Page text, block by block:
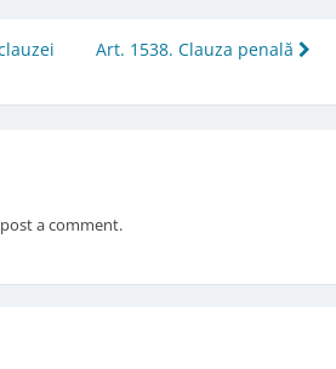
Art. 1538. Clauza penală
a comment.